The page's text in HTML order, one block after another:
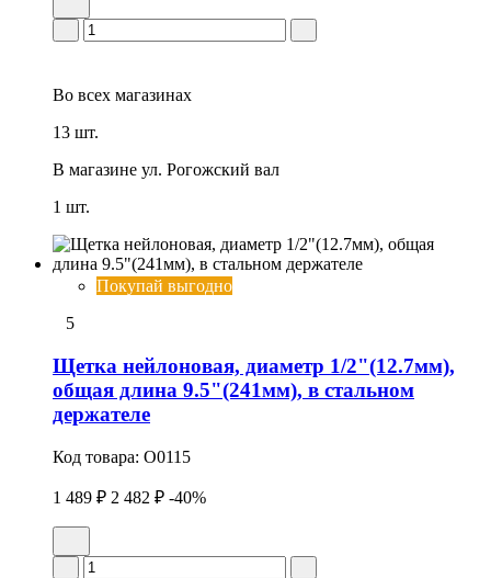
Во всех магазинах
13 шт.
В магазине ул. Рогожский вал
1 шт.
Покупай выгодно
5
Щетка нейлоновая, диаметр 1/2"(12.7мм),
общая длина 9.5"(241мм), в стальном
держателе
Код товара: O0115
1 489 ₽ 2 482 ₽ -40%